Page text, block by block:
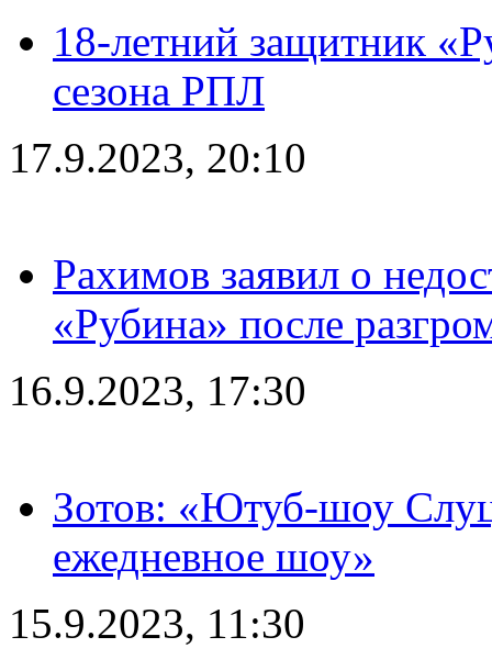
18-летний защитник
сезона РПЛ
17.9.2023, 20:10
Рахимов заявил о
«Рубина» после
16.9.2023, 17:30
Зотов: «Ютуб-шоу
ежедневное шоу»
15.9.2023, 11:30